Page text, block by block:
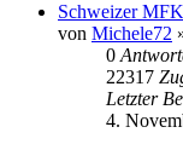
Schweizer
von Michele72
0
22317
Letzter
4.